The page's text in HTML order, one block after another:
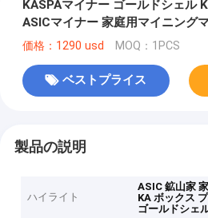
KASPAマイナー ゴールドシェル
ASICマイナー 家庭用マイニング
価格：1290 usd MOQ：1PCS
ベストプライス
製品の説明
ハイライト
ASIC 鉱山家
KA ボックス
ゴールドシェ